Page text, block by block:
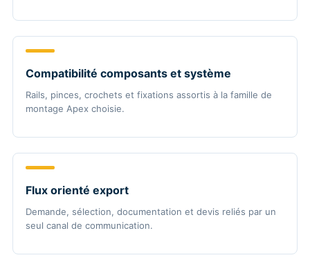
Compatibilité composants et système
Rails, pinces, crochets et fixations assortis à la famille de
montage Apex choisie.
Flux orienté export
Demande, sélection, documentation et devis reliés par un
seul canal de communication.